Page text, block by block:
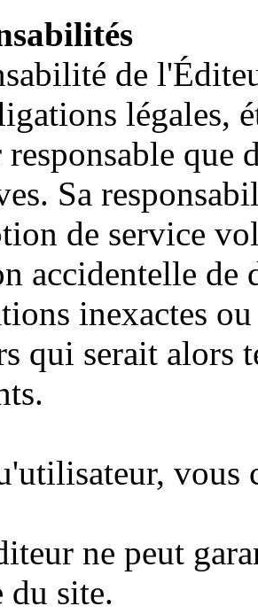
de
légales,
que
Sa
de service
accidentelle de
inexactes
qui serait alors
vous
ne peut
du site.